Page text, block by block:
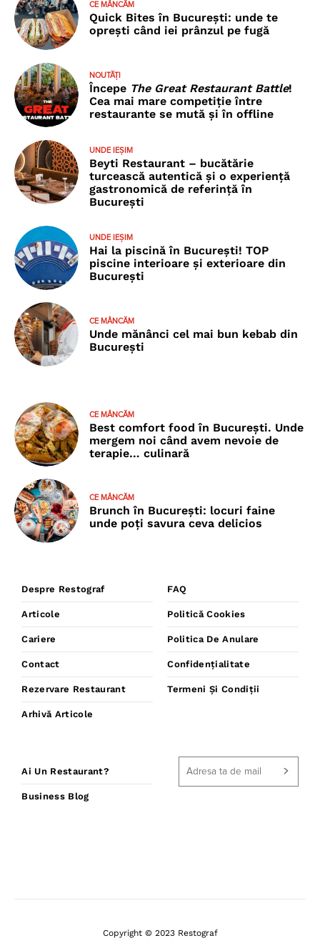
CE MÂNCĂM
Quick Bites în București: unde te
oprești când iei prânzul pe fugă
NOUTĂȚI
Începe The Great Restaurant Battle!
Cea mai mare competiție între
restaurante se mută și în offline
UNDE IEȘIM
Beyti Restaurant – bucătărie
turcească autentică și o experiență
gastronomică de referință în
București
UNDE IEȘIM
Hai la piscină în București! TOP
piscine interioare și exterioare din
București
CE MÂNCĂM
Unde mănânci cel mai bun kebab din
București
CE MÂNCĂM
Best comfort food în București. Unde
mergem noi când avem nevoie de
terapie… culinară
CE MÂNCĂM
Brunch în București: locuri faine
unde poţi savura ceva delicios
Despre Restograf
Articole
Cariere
Contact
Rezervare Restaurant
Arhivă Articole
FAQ
Politică Cookies
Politica De Anulare
Confidențialitate
Termeni Și Condiții
Ai Un Restaurant?
Business Blog
Copyright © 2023 Restograf